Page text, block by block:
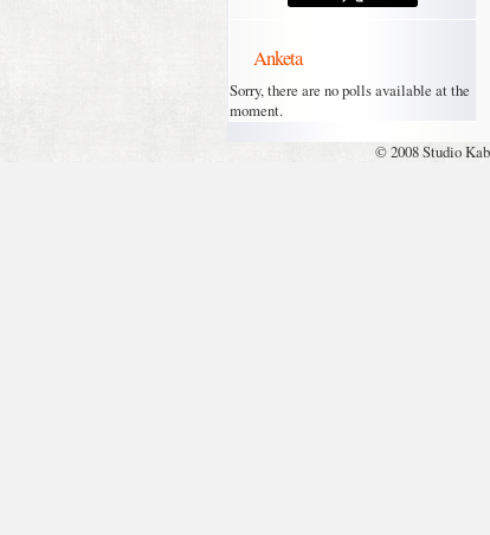
Anketa
Sorry, there are no polls available at the
moment.
© 2008 Studio